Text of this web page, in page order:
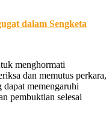
dalam Sengketa
menghormati
dan memutus perkara,
memengaruhi
pembuktian selesai